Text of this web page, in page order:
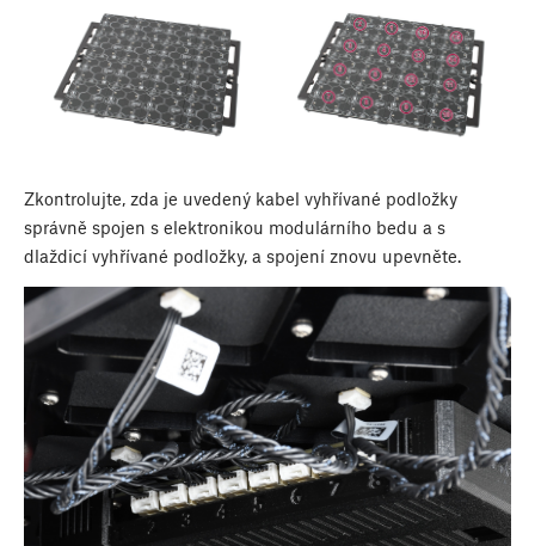
Zkontrolujte, zda je uvedený kabel vyhřívané podložky
správně spojen s elektronikou modulárního bedu a s
dlaždicí vyhřívané podložky, a spojení znovu upevněte.